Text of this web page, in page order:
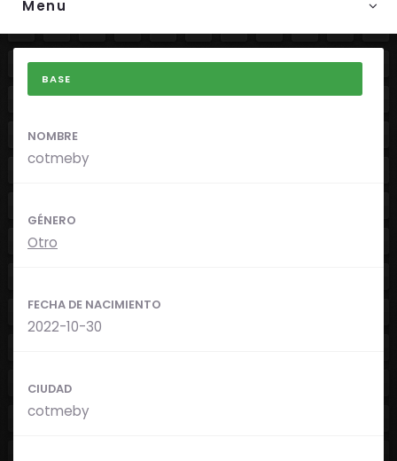
Menu
BASE
NOMBRE
cotmeby
GÉNERO
Otro
FECHA DE NACIMIENTO
2022-10-30
CIUDAD
cotmeby